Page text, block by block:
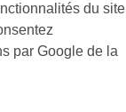
du site
par Google de la